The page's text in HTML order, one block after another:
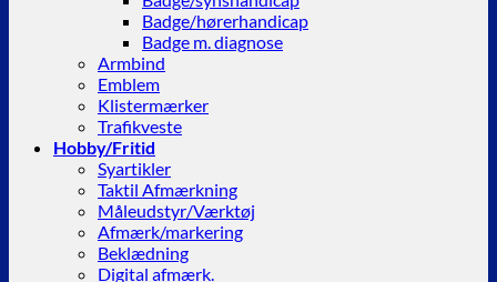
Badge/hørerhandicap
Badge m. diagnose
Armbind
Emblem
Klistermærker
Trafikveste
Hobby/Fritid
Syartikler
Taktil Afmærkning
Måleudstyr/Værktøj
Afmærk/markering
Beklædning
Digital afmærk.